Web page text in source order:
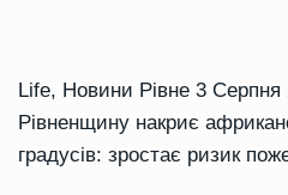
Life, Новини Рівне 3 Серпня
Рівненщину накриє
градусів: зростає ризик